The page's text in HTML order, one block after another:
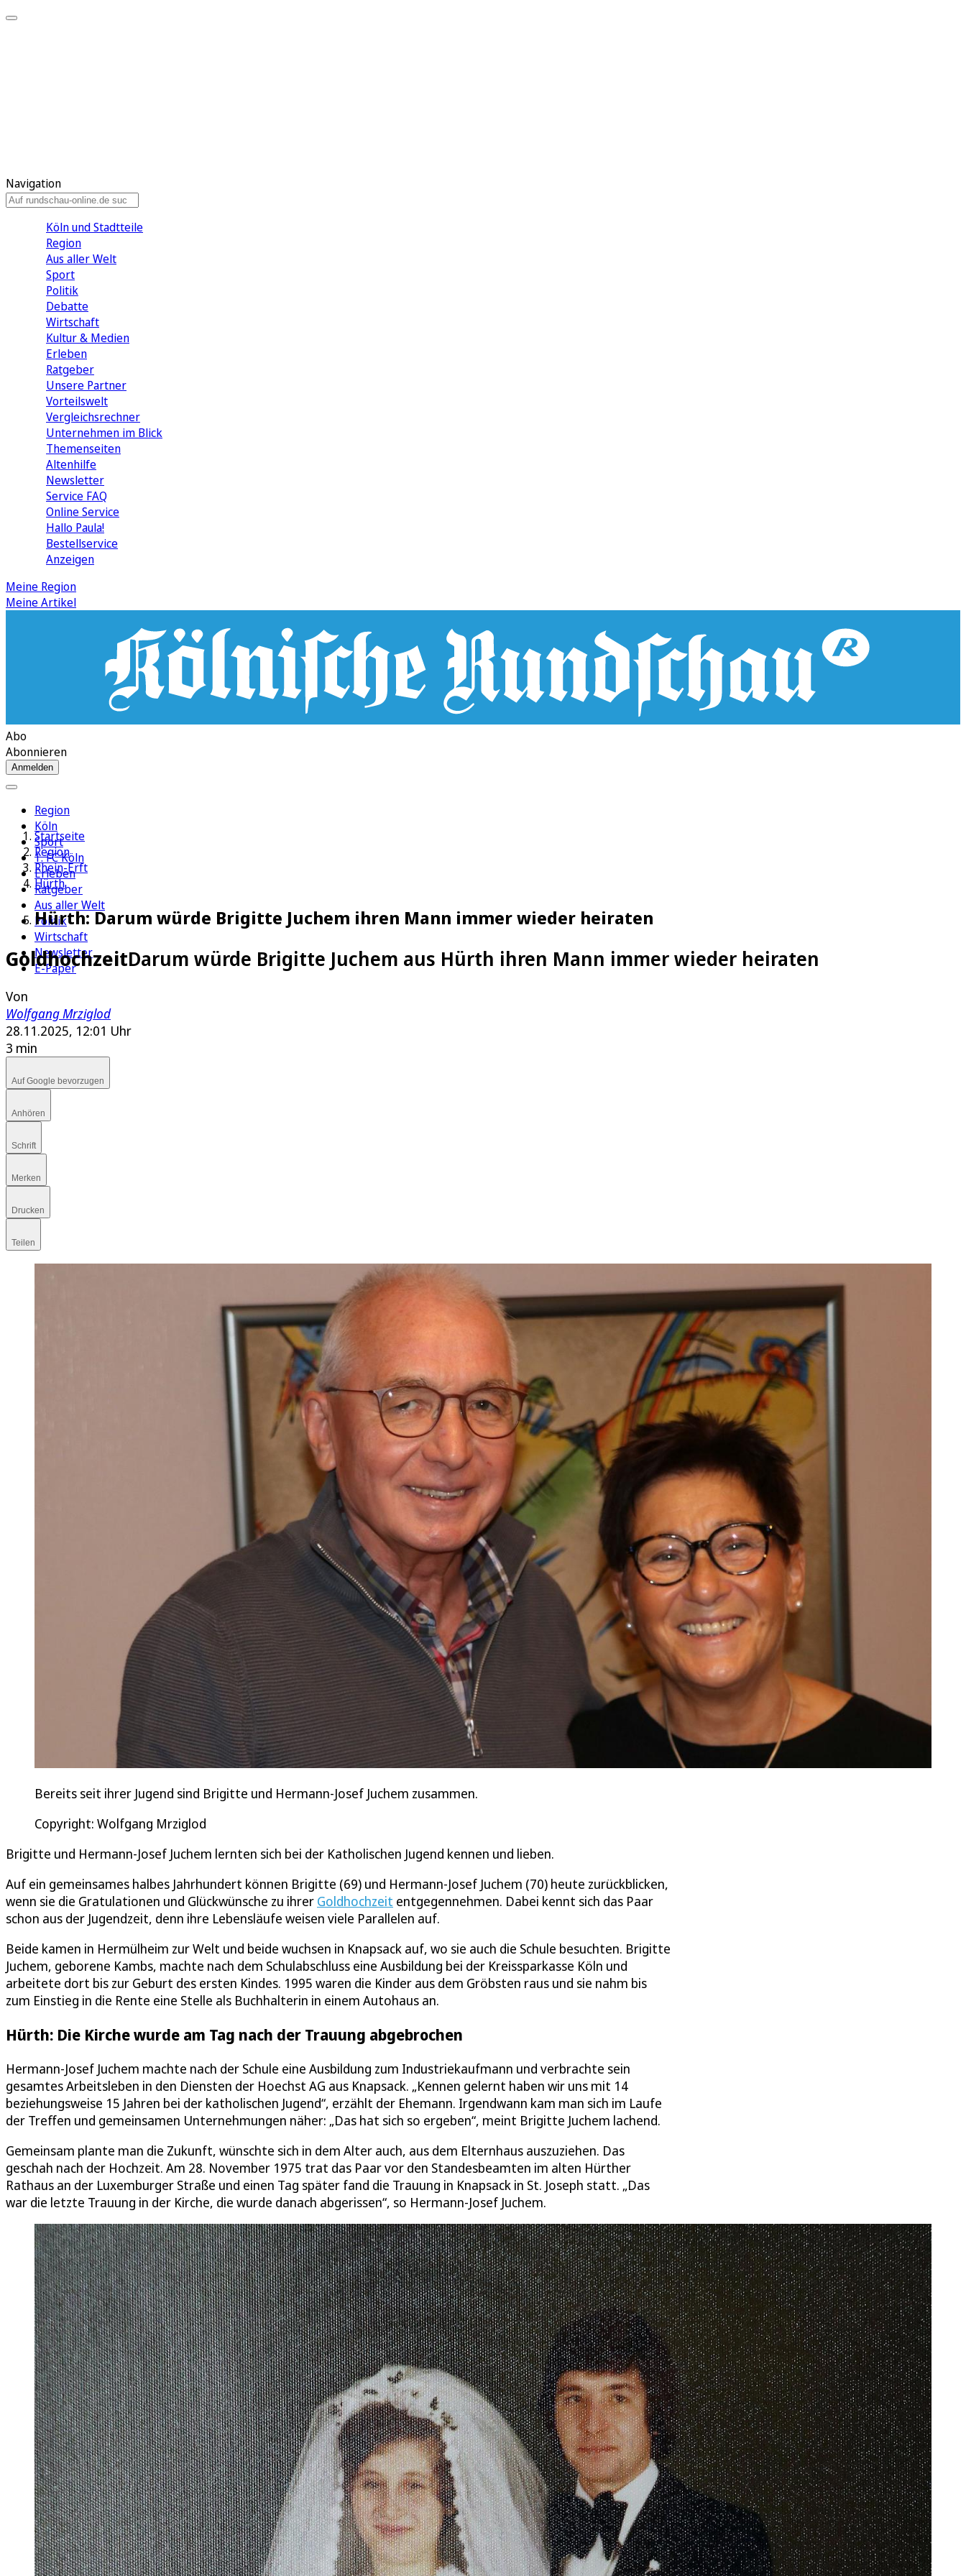
Navigation
Köln und Stadtteile
Region
Aus aller Welt
Sport
Politik
Debatte
Wirtschaft
Kultur & Medien
Erleben
Ratgeber
Unsere Partner
Vorteilswelt
Vergleichsrechner
Unternehmen im Blick
Themenseiten
Altenhilfe
Newsletter
Service FAQ
Online Service
Hallo Paula!
Bestellservice
Anzeigen
Meine Region
Meine Artikel
Abo
Abonnieren
Anmelden
Region
Köln
Sport
1. FC Köln
Erleben
Ratgeber
Aus aller Welt
Politik
Wirtschaft
Newsletter
E-Paper
Startseite
Region
Rhein-Erft
Hürth
Hürth: Darum würde Brigitte Juchem ihren Mann immer wieder heiraten
GoldhochzeitDarum würde Brigitte Juchem aus Hürth ihren Mann immer wieder heiraten
Von
Wolfgang Mrziglod
28.11.2025, 12:01 Uhr
3 min
Auf Google bevorzugen
Anhören
Schrift
Merken
Drucken
Teilen
Bereits seit ihrer Jugend sind Brigitte und Hermann-Josef Juchem zusammen.
Copyright: Wolfgang Mrziglod
Brigitte und Hermann-Josef Juchem lernten sich bei der Katholischen Jugend kennen und lieben.
Auf ein gemeinsames halbes Jahrhundert können Brigitte (69) und Hermann-Josef Juchem (70) heute zurückblicken,
wenn sie die Gratulationen und Glückwünsche zu ihrer Goldhochzeit entgegennehmen. Dabei kennt sich das Paar
schon aus der Jugendzeit, denn ihre Lebensläufe weisen viele Parallelen auf.
Beide kamen in Hermülheim zur Welt und beide wuchsen in Knapsack auf, wo sie auch die Schule besuchten. Brigitte
Juchem, geborene Kambs, machte nach dem Schulabschluss eine Ausbildung bei der Kreissparkasse Köln und
arbeitete dort bis zur Geburt des ersten Kindes. 1995 waren die Kinder aus dem Gröbsten raus und sie nahm bis
zum Einstieg in die Rente eine Stelle als Buchhalterin in einem Autohaus an.
Hürth: Die Kirche wurde am Tag nach der Trauung abgebrochen
Hermann-Josef Juchem machte nach der Schule eine Ausbildung zum Industriekaufmann und verbrachte sein
gesamtes Arbeitsleben in den Diensten der Hoechst AG aus Knapsack. „Kennen gelernt haben wir uns mit 14
beziehungsweise 15 Jahren bei der katholischen Jugend“, erzählt der Ehemann. Irgendwann kam man sich im Laufe
der Treffen und gemeinsamen Unternehmungen näher: „Das hat sich so ergeben“, meint Brigitte Juchem lachend.
Gemeinsam plante man die Zukunft, wünschte sich in dem Alter auch, aus dem Elternhaus auszuziehen. Das
geschah nach der Hochzeit. Am 28. November 1975 trat das Paar vor den Standesbeamten im alten Hürther
Rathaus an der Luxemburger Straße und einen Tag später fand die Trauung in Knapsack in St. Joseph statt. „Das
war die letzte Trauung in der Kirche, die wurde danach abgerissen“, so Hermann-Josef Juchem.